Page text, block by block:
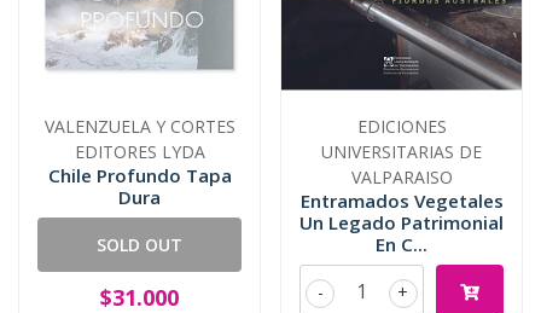
VALENZUELA Y CORTES
EDITORES LYDA
Chile Profundo Tapa
Dura
SOLD OUT
$31.000
EDICIONES
UNIVERSITARIAS DE
VALPARAISO
Entramados Vegetales
Un Legado Patrimonial
En C...
+
-